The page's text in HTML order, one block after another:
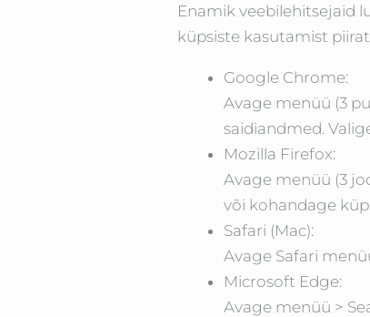
Enamik veebilehitsejaid
küpsiste kasutamist
Google Chrome:
Avage menüü (3
saidiandmed.
Mozilla Firefox:
Avage menüü (3
või kohandage
Safari (Mac):
Avage Safari
Microsoft Edge:
Avage menüü >